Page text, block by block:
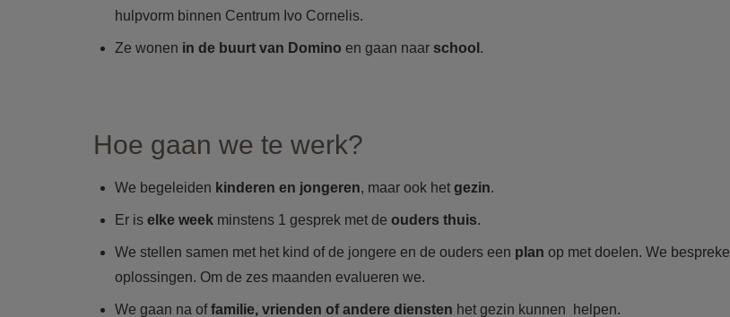
hulpvorm binnen Centrum Ivo Cornelis.
Ze wonen in de buurt van Domino en gaan naar school .
Hoe gaan we te werk?
We begeleiden kinderen en jongeren, maar ook het gezin.
Er is elke week minstens 1 gesprek met de ouders thuis.
We stellen samen met het kind of de jongere en de ouders een plan op met doelen. We
oplossingen. Om de zes maanden evalueren we.
We gaan na offamilie, vrienden of andere diensten het gezin kunnen helpen.